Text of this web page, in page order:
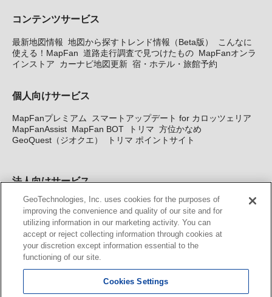
コンテンツサービス
最新地図情報 地図から探すトレンド情報（Beta版）
こんなに
使える！MapFan 道路走行調査で見つけたもの MapFanオンラ
インストア
カーナビ地図更新 宿・ホテル・旅館予約
個人向けサービス
MapFanプレミアム
スマートアップデート for カロッツェリア
MapFanAssist MapFan BOT トリマ 方位かなめ
GeoQuest（ジオクエ）
トリマ ポイントサイト
法人向けサービス
法人向け地図・位置情報サービス WEBサイト・システム向け地
図API Windows PC向け地図開発キット MapFan DB 住所確認
サービス
MAP WORLD+ トリマ広告 Geo-Research
カーナビ地図更新サービス
MapFan スマートメンバーズ
GeoTechnologies, Inc. uses cookies for the purposes of
improving the convenience and quality of our site and for
utilizing information in our marketing activity. You can
accept or reject collecting information through cookies at
your discretion except information essential to the
functioning of our site.
Cookies Settings